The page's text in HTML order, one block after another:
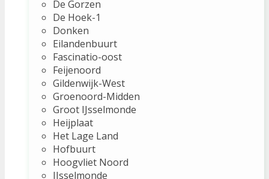
De Gorzen
De Hoek-1
Donken
Eilandenbuurt
Fascinatio-oost
Feijenoord
Gildenwijk-West
Groenoord-Midden
Groot IJsselmonde
Heijplaat
Het Lage Land
Hofbuurt
Hoogvliet Noord
IJsselmonde